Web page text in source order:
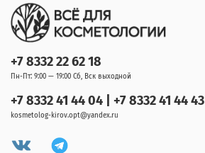
+7 8332 22 62 18
Пн-Пт: 9:00 — 19:00 Сб, Вск выходной
+7 8332 41 44 04 | +7 8332 41 44 43
kosmetolog-kirov.opt@yandex.ru